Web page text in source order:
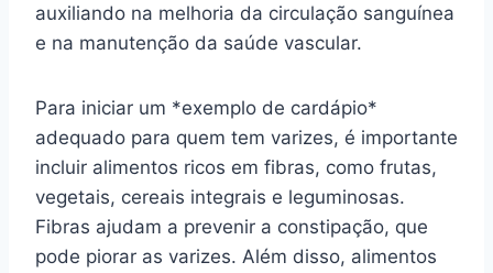
auxiliando na melhoria da circulação sanguínea
e na manutenção da saúde vascular.
Para iniciar um *exemplo de cardápio*
adequado para quem tem varizes, é importante
incluir alimentos ricos em fibras, como frutas,
vegetais, cereais integrais e leguminosas.
Fibras ajudam a prevenir a constipação, que
pode piorar as varizes. Além disso, alimentos